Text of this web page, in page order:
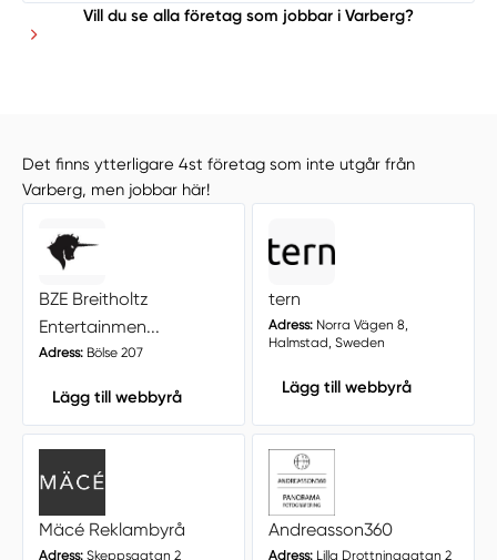
Vill du se alla företag som jobbar i Varberg?
Det finns ytterligare 4st företag som inte utgår från
Varberg, men jobbar här!
BZE Breitholtz
Entertainmen...
Adress:Bölse 207
Lägg till webbyrå
tern
Adress:Norra Vägen 8,
Halmstad, Sweden
Lägg till webbyrå
Mäcé Reklambyrå
Adress:Skeppsgatan 2
Andreasson360
Adress:Lilla Drottninggatan 2